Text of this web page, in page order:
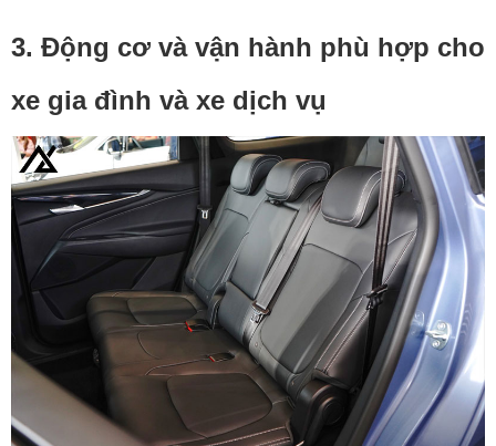
3. Động cơ và vận hành phù hợp cho
xe gia đình và xe dịch vụ